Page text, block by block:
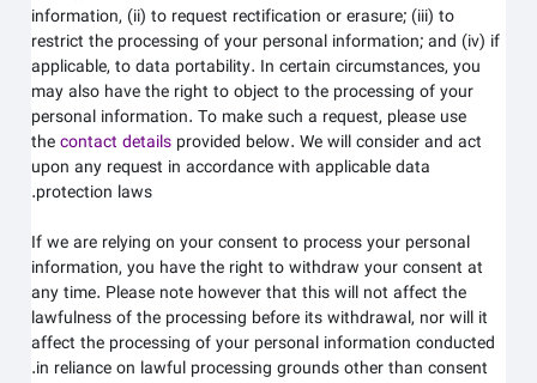
information, (ii) to request rectification or erasure; (iii) to
restrict the processing of your personal information; and (iv) if
applicable, to data portability. In certain circumstances, you
may also have the right to object to the processing of your
personal information. To make such a request, please use
thecontact detailsprovided below. We will consider and act
upon any request in accordance with applicable data
protection laws.
If we are relying on your consent to process your personal
information, you have the right to withdraw your consent at
any time. Please note however that this will not affect the
lawfulness of the processing before its withdrawal, nor will it
affect the processing of your personal information conducted
in reliance on lawful processing grounds other than consent.